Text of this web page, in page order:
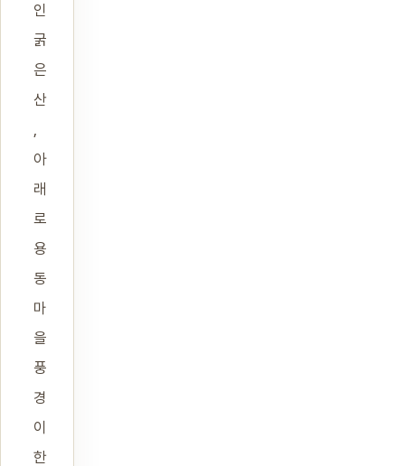
인
굵
은
산
,
아
래
로
용
동
마
을
풍
경
이
한